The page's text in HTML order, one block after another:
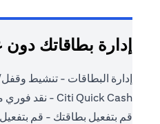
إدارة بطاقاتك دون
إدارة البطاقات - تنشيط
Citi Quick Cash - نقد فوري من بطاقات الائتمان الخاصة بك، وفقًا لشروطك.
قم بتفعيل بطاقتك - قم